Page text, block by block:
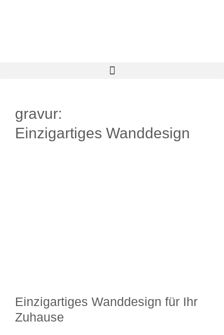
gravur:
Einzigartiges Wanddesign
Einzigartiges Wanddesign für Ihr
Zuhause